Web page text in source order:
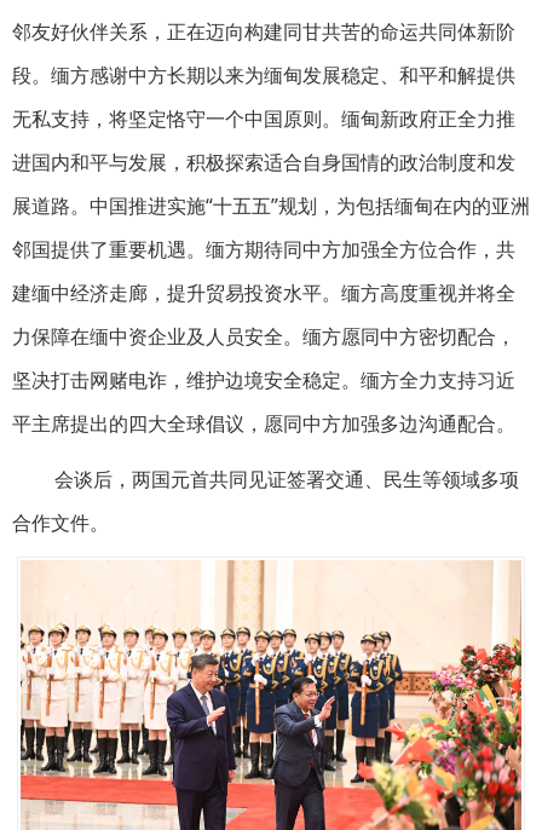
邻友好伙伴关系，正在迈向构建同甘共苦的命运共同体新阶
段。缅方感谢中方长期以来为缅甸发展稳定、和平和解提供
无私支持，将坚定恪守一个中国原则。缅甸新政府正全力推
进国内和平与发展，积极探索适合自身国情的政治制度和发
展道路。中国推进实施“十五五”规划，为包括缅甸在内的亚洲
邻国提供了重要机遇。缅方期待同中方加强全方位合作，共
建缅中经济走廊，提升贸易投资水平。缅方高度重视并将全
力保障在缅中资企业及人员安全。缅方愿同中方密切配合，
坚决打击网赌电诈，维护边境安全稳定。缅方全力支持习近
平主席提出的四大全球倡议，愿同中方加强多边沟通配合。
会谈后，两国元首共同见证签署交通、民生等领域多项
合作文件。